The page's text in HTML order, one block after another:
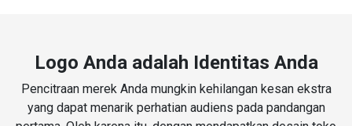
Logo Anda adalah Identitas Anda
Pencitraan merek Anda mungkin kehilangan kesan ekstra
yang dapat menarik perhatian audiens pada pandangan